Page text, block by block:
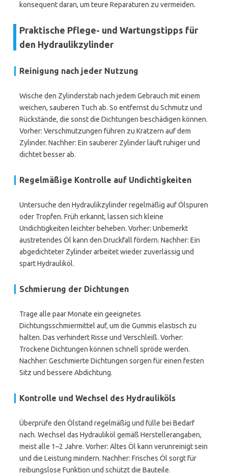
konsequent daran, um teure Reparaturen zu vermeiden.
Praktische Pflege- und Wartungstipps für
den Hydraulikzylinder
Reinigung nach jeder Nutzung
Wische den Zylinderstab nach jedem Gebrauch mit einem
weichen, sauberen Tuch ab. So entfernst du Schmutz und
Rückstände, die sonst die Dichtungen beschädigen können.
Vorher: Verschmutzungen führen zu Kratzern auf dem
Zylinder. Nachher: Ein sauberer Zylinder läuft ruhiger und
dichtet besser ab.
Regelmäßige Kontrolle auf Undichtigkeiten
Untersuche den Hydraulikzylinder regelmäßig auf Ölspuren
oder Tropfen. Früh erkannt, lassen sich kleine
Undichtigkeiten leichter beheben. Vorher: Unbemerkt
austretendes Öl kann den Druckfall fördern. Nachher: Ein
abgedichteter Zylinder arbeitet wieder zuverlässig und
spart Hydrauliköl.
Schmierung der Dichtungen
Trage alle paar Monate ein geeignetes
Dichtungsschmiermittel auf, um die Gummis elastisch zu
halten. Das verhindert Risse und Verschleiß. Vorher:
Trockene Dichtungen können schnell spröde werden.
Nachher: Geschmierte Dichtungen sorgen für einen festen
Sitz und bessere Abdichtung.
Kontrolle und Wechsel des Hydrauliköls
Überprüfe den Ölstand regelmäßig und fülle bei Bedarf
nach. Wechsel das Hydrauliköl gemäß Herstellerangaben,
meist alle 1–2 Jahre. Vorher: Altes Öl kann verunreinigt sein
und die Leistung mindern. Nachher: Frisches Öl sorgt für
reibungslose Funktion und schützt die Bauteile.